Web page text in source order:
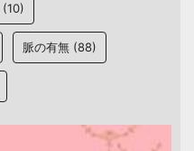
(10)
脈の有無 (88)